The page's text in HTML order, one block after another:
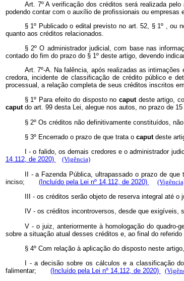
Art. 7º A verificação dos créditos será realizada
podendo contar com o auxílio de profissionais ou empresas
§ 1º Publicado o edital previsto no art. 52, § 1º , ou
quanto aos créditos relacionados.
§ 2º O administrador judicial, com base nas
contado do fim do prazo do § 1º deste artigo, devendo
Art. 7º-A. Na falência, após realizadas as
credora, incidente de classificação de crédito público e
processual, a relação completa de seus créditos inscritos
§ 1º Para efeito do disposto nocaputdeste artigo,
caputdo art. 99 desta Lei, alegue nos autos, no prazo de
§ 2º Os créditos não definitivamente constituídos,
§ 3º Encerrado o prazo de que trata o caputdeste
I - o falido, os demais credores e o administrador
14.112, de 2020)
(Vigência)
II - a Fazenda Pública, ultrapassado o prazo de
inciso; (Incluído pela Lei nº 14.112, de 2020)
III - os créditos serão objeto de reserva integral até
IV - os créditos incontroversos, desde que
V - o juiz, anteriormente à homologação do quadro-
sobre a situação atual desses créditos e, ao final do
§ 4º Com relação à aplicação do disposto neste
I - a decisão sobre os cálculos e a classificação
falimentar; (Incluído pela Lei nº 14.112, de 2020)